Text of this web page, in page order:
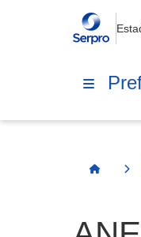
Página